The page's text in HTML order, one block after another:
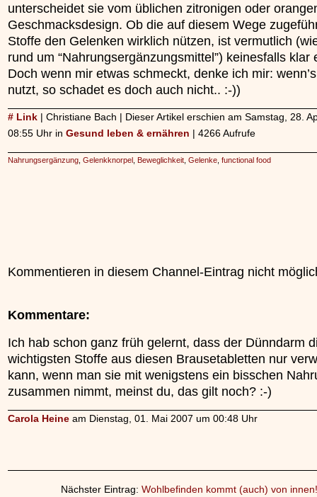
unterscheidet sie vom üblichen zitronigen oder
Geschmacksdesign. Ob die auf diesem Wege
Stoffe den Gelenken wirklich nützen, ist vermutlich
rund um “Nahrungsergänzungsmittel”) keinesfalls klar
Doch wenn mir etwas schmeckt, denke ich mir:
nutzt, so schadet es doch auch nicht.. :-))
# Link | Christiane Bach | Dieser Artikel erschien am Samstag, 28.
08:55 Uhr in Gesund leben & ernähren | 4266 Aufrufe
Nahrungsergänzung Gelenkknorpel Beweglichkeit Gelenke functional food
Kommentieren in diesem Channel-Eintrag nicht
Kommentare:
Ich hab schon ganz früh gelernt, dass der Dünndarm
wichtigsten Stoffe aus diesen Brausetabletten nur
kann, wenn man sie mit wenigstens ein bisschen
zusammen nimmt, meinst du, das gilt noch? :-)
Carola Heine am Dienstag, 01. Mai 2007 um 00:48 Uhr
Nächster Eintrag: Wohlbefinden kommt (auch) von innen!